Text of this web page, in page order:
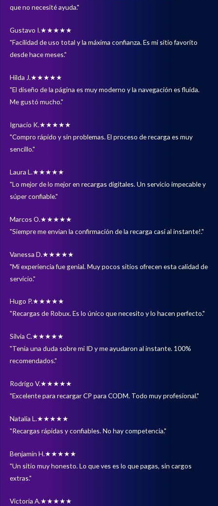
que no necesité ayuda."
Gustavo I.★★★★★
"Facilidad de uso total y la máxima confianza. Es mi sitio favorito
desde hace meses."
Hilda J.★★★★★
"El diseño de la página es muy moderno y la navegación es fluida.
Me gustó mucho."
Ignacio K.★★★★★
"Compro rápido y sin problemas. El proceso de recarga es muy
sencillo."
Laura L.★★★★★
"Lo mejor de lo mejor en recargas digitales. Un servicio impecable y
súper confiable."
Marcos O.★★★★★
"Siempre me envían la confirmación de la recarga casi al instante!."
Vanessa D.★★★★★
"Mi experiencia fue genial. Muy pocos sitios ofrecen esta calidad de
servicio."
Hugo P.★★★★★
"Recargas de Robux. Es lo único que necesito y lo hacen perfecto."
Silvia C.★★★★★
"Tenía una duda sobre mi ID y me ayudaron al instante. 100%
recomendados."
Rodrigo V.★★★★★
"Excelente para recargar CP para CODM. Todo muy profesional."
Natalia L.★★★★★
"Recargas rápidas y confiables. No hay competencia."
Benjamín H.★★★★★
"Un sitio muy honesto. Lo que ves es lo que pagas, sin cargos
extras."
Victoria A.★★★★★